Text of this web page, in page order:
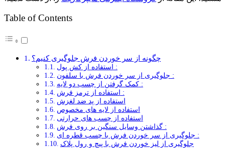
Table of Contents
چگونه از سر خوردن فرش جلوگیری کنیم؟
استفاده از کش پول :
جلوگیری از سر خوردن فرش با سلفون :
کمک گرفتن از چسب دو لایه :
استفاده از ترمز فرش :
استفاده از پد ضد لغزش
استفاده از لایه های مخصوص
استفاده از چسب های حرارتی
گذاشتن وسایل سنگین بر روی فرش :
جلوگیری از سر خوردن فرش با چسب قطره ای :
جلوگیری از لیز خوردن فرش با پیچ و رول پلاک